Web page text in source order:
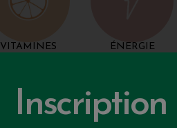
VITAMINES ÉNERGIE
Inscription